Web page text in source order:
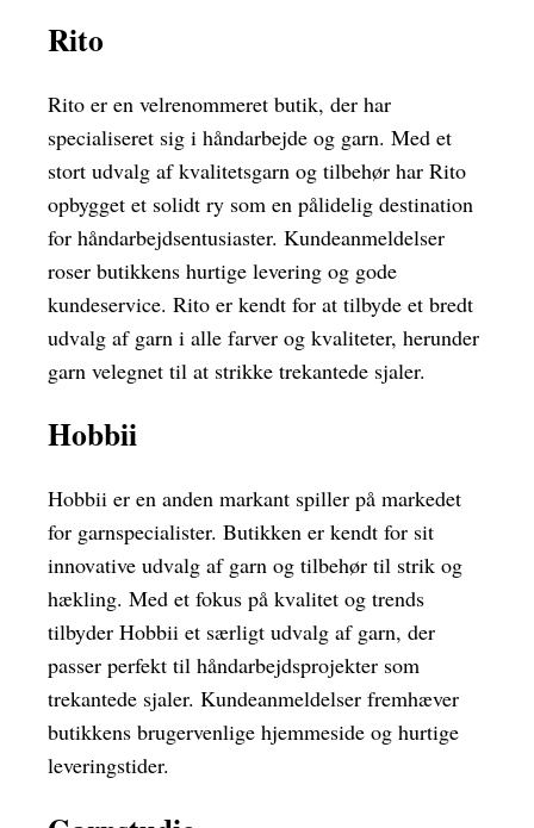
Rito
Rito er en velrenommeret butik, der har
specialiseret sig i håndarbejde og garn. Med et
stort udvalg af kvalitetsgarn og tilbehør har Rito
opbygget et solidt ry som en pålidelig destination
for håndarbejdsentusiaster. Kundeanmeldelser
roser butikkens hurtige levering og gode
kundeservice. Rito er kendt for at tilbyde et bredt
udvalg af garn i alle farver og kvaliteter, herunder
garn velegnet til at strikke trekantede sjaler.
Hobbii
Hobbii er en anden markant spiller på markedet
for garnspecialister. Butikken er kendt for sit
innovative udvalg af garn og tilbehør til strik og
hækling. Med et fokus på kvalitet og trends
tilbyder Hobbii et særligt udvalg af garn, der
passer perfekt til håndarbejdsprojekter som
trekantede sjaler. Kundeanmeldelser fremhæver
butikkens brugervenlige hjemmeside og hurtige
leveringstider.